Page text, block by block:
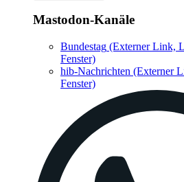
Mastodon-Kanäle
Bundestag (Externer Link,
Fenster)
hib-Nachrichten (Externer
Fenster)